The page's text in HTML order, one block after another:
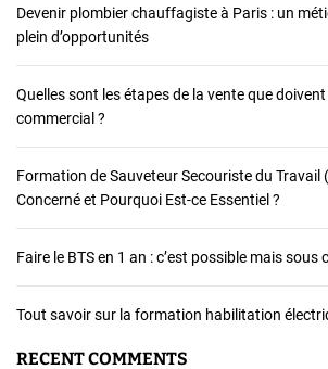
Devenir plombier chauffagiste à Paris : un
plein d’opportunités
Quelles sont les étapes de la vente que
commercial ?
Formation de Sauveteur Secouriste du Travail
Concerné et Pourquoi Est-ce Essentiel ?
Faire le BTS en 1 an : c’est possible mais
Tout savoir sur la formation habilitation
RECENT COMMENTS